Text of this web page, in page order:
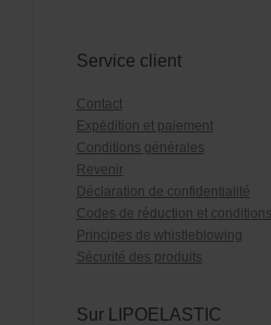
Service client
Contact
Expédition et paiement
Conditions générales
Revenir
Déclaration de confidentialité
Codes de réduction et conditions
Principes de whistleblowing
Sécurité des produits
Sur LIPOELASTIC